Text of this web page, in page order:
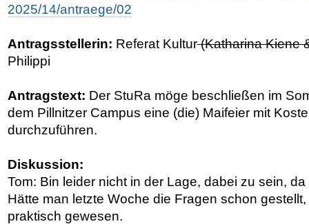
2025/14/antraege/02
Antragsstellerin: Referat Kultur(Katharina Kiene
Philippi
Antragstext: Der StuRa möge beschließen im
dem Pillnitzer Campus eine (die) Maifeier mit
durchzuführen.
Diskussion:
Tom: Bin leider nicht in der Lage, dabei zu sein,
Hätte man letzte Woche die Fragen schon
praktisch gewesen.